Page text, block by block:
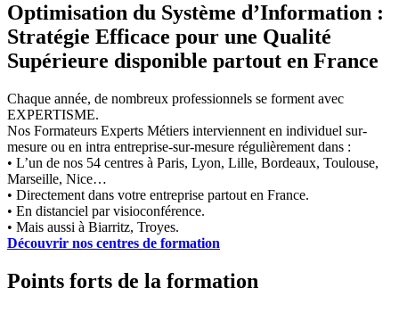
Optimisation du Système d’Information :
Stratégie Efficace pour une Qualité
Supérieure disponible partout en France
Chaque année, de nombreux professionnels se forment avec
EXPERTISME.
Nos Formateurs Experts Métiers interviennent en individuel sur-
mesure ou en intra entreprise-sur-mesure régulièrement dans :
• L’un de nos 54 centres à Paris, Lyon, Lille, Bordeaux, Toulouse,
Marseille, Nice…
• Directement dans votre entreprise partout en France.
• En distanciel par visioconférence.
• Mais aussi à Biarritz, Troyes.
Découvrir nos centres de formation
Points forts de la formation